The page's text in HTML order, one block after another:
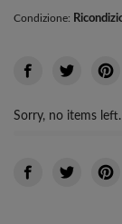
Condizione:
Sorry, no items left.